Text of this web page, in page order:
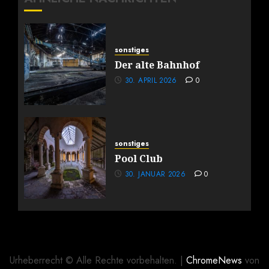
sonstiges
Der alte Bahnhof
30. APRIL 2026 0
sonstiges
Pool Club
30. JANUAR 2026 0
Urheberrecht © Alle Rechte vorbehalten. | ChromeNews von